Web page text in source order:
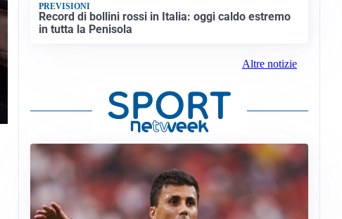
PREVISIONI
Record di bollini rossi in Italia: oggi caldo estremo
in tutta la Penisola
Altre notizie